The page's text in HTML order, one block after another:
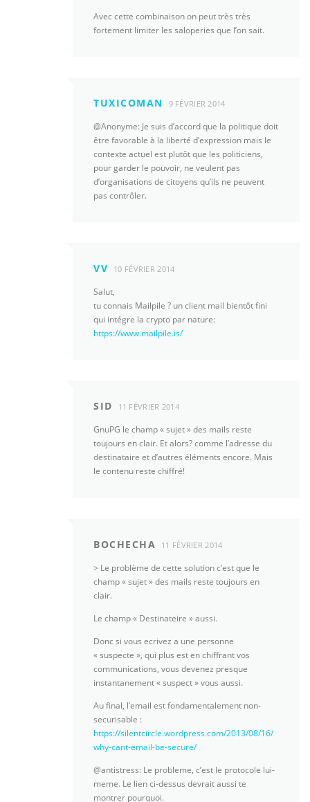
Avec cette combinaison on peut très très
fortement limiter les saloperies que l’on sait.
TUXICOMAN 9 FÉVRIER 2014
@Anonyme: Je suis d’accord que la politique doit
être favorable à la liberté d’expression mais le
contexte actuel est plutôt que les politiciens,
pour garder le pouvoir, ne veulent pas
d’organisations de citoyens qu’ils ne peuvent
pas contrôler.
VV 10 FÉVRIER 2014
Salut,
tu connais Mailpile ? un client mail bientôt fini
qui intégre la crypto par nature:
https://www.mailpile.is/
SID 11 FÉVRIER 2014
GnuPG le champ « sujet » des mails reste
toujours en clair. Et alors? comme l’adresse du
destinataire et d’autres éléments encore. Mais
le contenu reste chiffré!
BOCHECHA 11 FÉVRIER 2014
> Le problème de cette solution c’est que le
champ « sujet » des mails reste toujours en
clair.
Le champ « Destinateire » aussi.
Donc si vous ecrivez a une personne
« suspecte », qui plus est en chiffrant vos
communications, vous devenez presque
instantanement « suspect » vous aussi.
Au final, l’email est fondamentalement non-
securisable :
https://silentcircle.wordpress.com/2013/08/16/
why-cant-email-be-secure/
@antistress: Le probleme, c’est le protocole lui-
meme. Le lien ci-dessus devrait aussi te
montrer pourquoi.